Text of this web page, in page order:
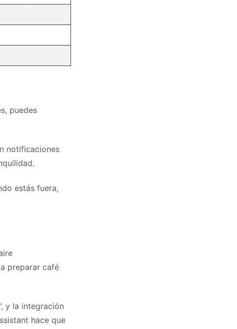
puedes
notificaciones
estás fuera,
preparar café
y la integración
hace que